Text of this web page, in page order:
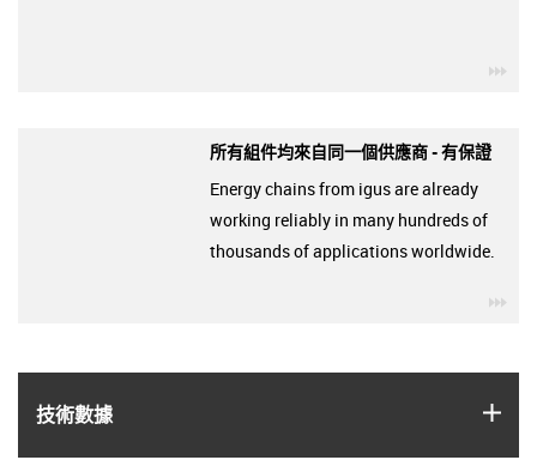
技術數據
所有組件均來自同一個供應商 - 有保證
Energy chains from igus are already
working reliably in many hundreds of
thousands of applications worldwide.